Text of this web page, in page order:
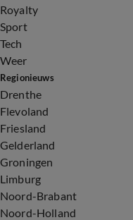
Royalty
Sport
Tech
Weer
Regionieuws
Drenthe
Flevoland
Friesland
Gelderland
Groningen
Limburg
Noord-Brabant
Noord-Holland